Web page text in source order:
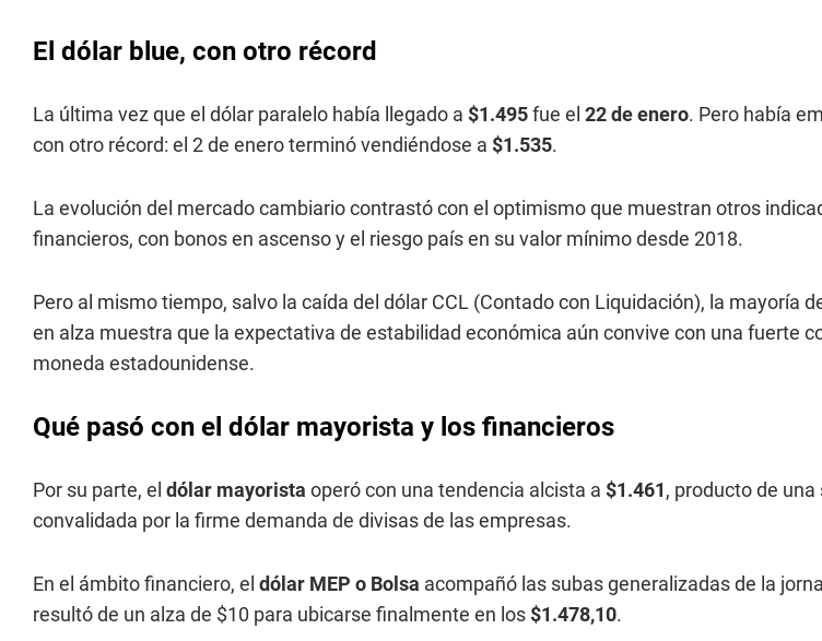
El dólar blue, con otro récord
La última vez que el dólar paralelo había llegado a $1.495fue el 22 de enero. Pero había
con otro récord: el 2 de enero terminó vendiéndose a $1.535.
La evolución del mercado cambiario contrastó con el optimismo que muestran otros
financieros, con bonos en ascenso y el riesgo país en su valor mínimo desde 2018.
Pero al mismo tiempo, salvo la caída del dólar CCL (Contado con Liquidación), la mayoría
en alza muestra que la expectativa de estabilidad económica aún convive con una fuerte
moneda estadounidense.
Qué pasó con el dólar mayorista y los financieros
Por su parte, el dólar mayorista operó con una tendencia alcista a $1.461, producto de una
convalidada por la firme demanda de divisas de las empresas.
En el ámbito financiero, el dólar MEP o Bolsa acompañó las subas generalizadas de la
resultó de un alza de $10 para ubicarse finalmente en los $1.478,10.